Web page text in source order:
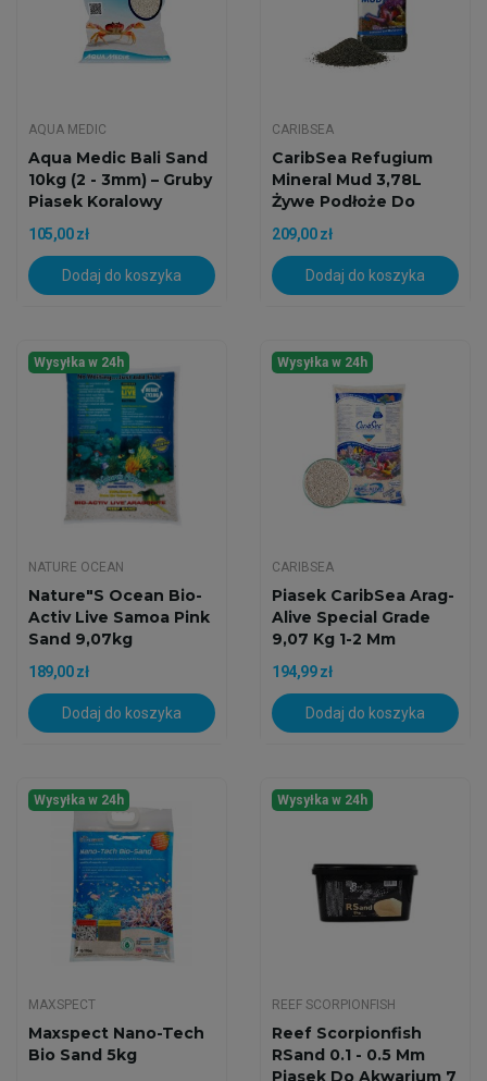
AQUA MEDIC
Aqua Medic Bali Sand
10kg (2 - 3mm) – Gruby
Piasek Koralowy
105,00 zł
Dodaj do koszyka
CARIBSEA
CaribSea Refugium
Mineral Mud 3,78L
Żywe Podłoże Do
Refugium
209,00 zł
Dodaj do koszyka
Wysyłka w 24h
NATURE OCEAN
Nature"s Ocean Bio-
Activ Live Samoa Pink
Sand 9,07kg
189,00 zł
Dodaj do koszyka
Wysyłka w 24h
CARIBSEA
Piasek CaribSea Arag-
Alive Special Grade
9,07 Kg 1-2 Mm
194,99 zł
Dodaj do koszyka
Wysyłka w 24h
MAXSPECT
Maxspect Nano-Tech
Bio Sand 5kg
Wysyłka w 24h
REEF SCORPIONFISH
Reef Scorpionfish
RSand 0.1 - 0.5 Mm
Piasek Do Akwarium 7